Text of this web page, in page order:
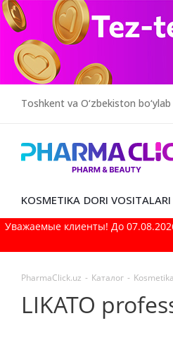
Toshkent va O‘zbekiston
KOSMETIKA DORI VOSITALARI
Уважаемые клиенты! До
PharmaClick.uz - Каталог - Kosmetika
LIKATO